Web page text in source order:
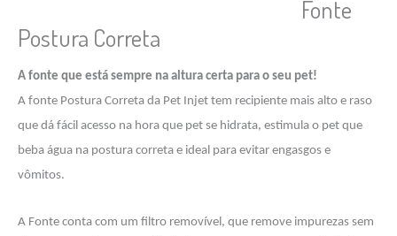
Fonte
Postura Correta
A fonte que está sempre na altura certa para o seu pet!
A fonte Postura Correta da Pet Injet tem recipiente mais alto e raso
que dá fácil acesso na hora que pet se hidrata, estimula o pet que
beba água na postura correta e ideal para evitar engasgos e
vômitos.
A Fonte conta com um filtro removível, que remove impurezas sem